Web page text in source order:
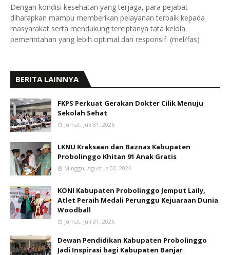
Dengan kondisi kesehatan yang terjaga, para pejabat
diharapkan mampu memberikan pelayanan terbaik kepada
masyarakat serta mendukung terciptanya tata kelola
pemerintahan yang lebih optimal dan responsif. (mel/fas)
BERITA LAINNYA
FKPS Perkuat Gerakan Dokter Cilik Menuju
Sekolah Sehat
Jumat, Juli 31, 2026
LKNU Kraksaan dan Baznas Kabupaten
Probolinggo Khitan 91 Anak Gratis
Minggu, Agustus 02, 2026
KONI Kabupaten Probolinggo Jemput Laily,
Atlet Peraih Medali Perunggu Kejuaraan Dunia
Woodball
Jumat, Juli 31, 2026
Dewan Pendidikan Kabupaten Probolinggo
Jadi Inspirasi bagi Kabupaten Banjar